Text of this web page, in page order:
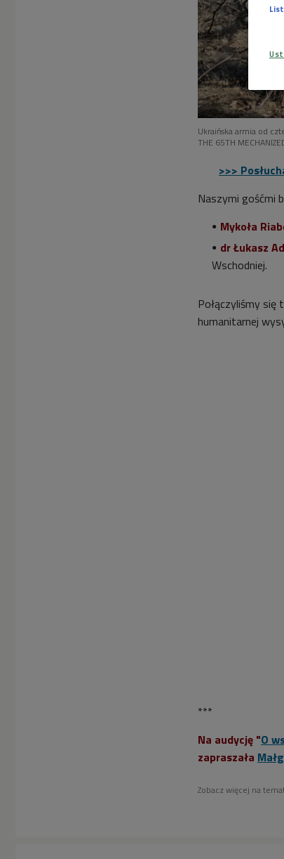
Ukraińska armia od
THE 65TH
>>>
Naszymi gośćmi
Mykoła
dr Łukasz
Wschodniej.
Połączyliśmy się
humanitarnej
***
Na audycję "O
zapraszała
Zobacz więcej na